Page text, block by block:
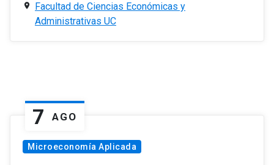
Facultad de Ciencias Económicas y
Administrativas UC
7 AGO
Microeconomía Aplicada